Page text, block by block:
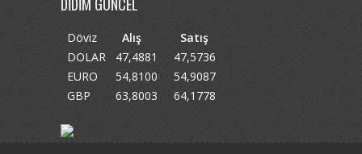
Döviz Alış
Satış
DOLAR
47,4881
47,5736
EURO
54,8100
54,9087
GBP
63,8003 64,1778